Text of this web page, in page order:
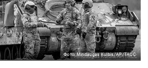
Фото: Mindaugas Kulbis/AP/ТАСС